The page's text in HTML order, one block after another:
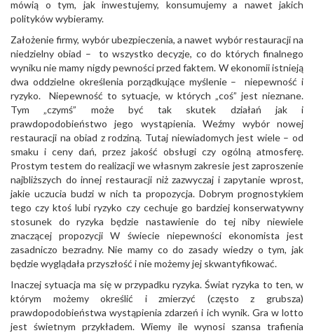
mówią o tym, jak inwestujemy, konsumujemy a nawet jakich
polityków wybieramy.
Założenie firmy, wybór ubezpieczenia, a nawet wybór restauracji na
niedzielny obiad – to wszystko decyzje, co do których finalnego
wyniku nie mamy nigdy pewności przed faktem. W ekonomii istnieją
dwa oddzielne określenia porządkujące myślenie – niepewność i
ryzyko. Niepewność to sytuacje, w których „coś” jest nieznane.
Tym „czymś” może być tak skutek działań jak i
prawdopodobieństwo jego wystąpienia. Weźmy wybór nowej
restauracji na obiad z rodziną. Tutaj niewiadomych jest wiele – od
smaku i ceny dań, przez jakość obsługi czy ogólną atmosferę.
Prostym testem do realizacji we własnym zakresie jest zaproszenie
najbliższych do innej restauracji niż zazwyczaj i zapytanie wprost,
jakie uczucia budzi w nich ta propozycja. Dobrym prognostykiem
tego czy ktoś lubi ryzyko czy cechuje go bardziej konserwatywny
stosunek do ryzyka będzie nastawienie do tej niby niewiele
znaczącej propozycji W świecie niepewności ekonomista jest
zasadniczo bezradny. Nie mamy co do zasady wiedzy o tym, jak
będzie wyglądała przyszłość i nie możemy jej skwantyfikować.
Inaczej sytuacja ma się w przypadku ryzyka. Świat ryzyka to ten, w
którym możemy określić i zmierzyć (często z grubsza)
prawdopodobieństwa wystąpienia zdarzeń i ich wynik. Gra w lotto
jest świetnym przykładem. Wiemy ile wynosi szansa trafienia